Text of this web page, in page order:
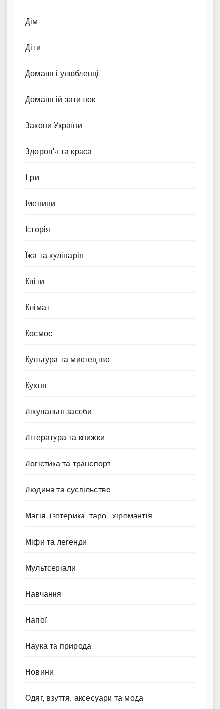
Дім
Діти
Домашні улюбленці
Домашній затишок
Закони України
Здоров'я та краса
Ігри
Іменини
Історія
Їжа та кулінарія
Квіти
Клімат
Космос
Культура та мистецтво
Кухня
Лікувальні засоби
Література та книжки
Логістика та транспорт
Людина та суспільство
Магія, ізотерика, таро , хіромантія
Міфи та легенди
Мультсеріали
Навчання
Напої
Наука та природа
Новини
Одяг, взуття, аксесуари та мода